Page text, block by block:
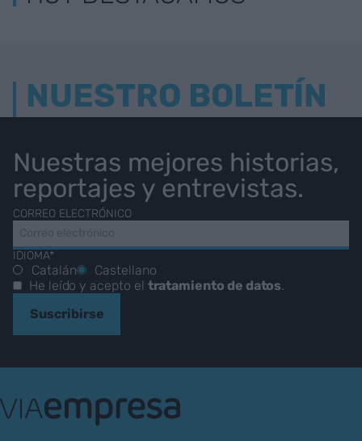
NUESTRO BOLETÍN
Nuestras mejores historias,
reportajes y entrevistas.
CORREO ELECTRÓNICO
IDIOMA*
Catalán
Castellano
He leído y acepto el tratamiento de datos
Suscribirse